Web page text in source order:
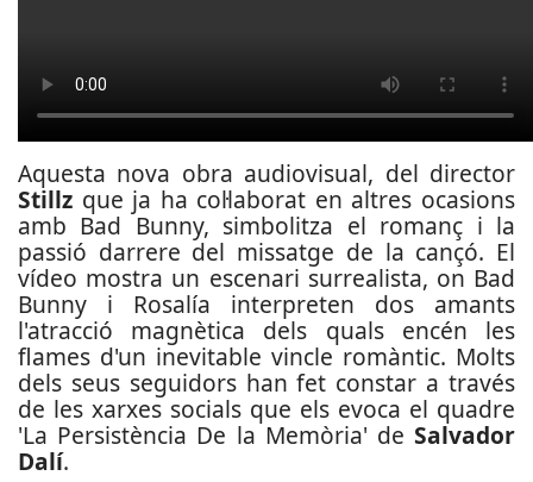
Aquesta nova obra audiovisual, del director
Stillz que ja ha col·laborat en altres ocasions
amb Bad Bunny, simbolitza el romanç i la
passió darrere del missatge de la cançó. El
vídeo mostra un escenari surrealista, on Bad
Bunny i Rosalía interpreten dos amants
l'atracció magnètica dels quals encén les
flames d'un inevitable vincle romàntic. Molts
dels seus seguidors han fet constar a través
de les xarxes socials que els evoca el quadre
'La Persistència De la Memòria' de Salvador
Dalí.